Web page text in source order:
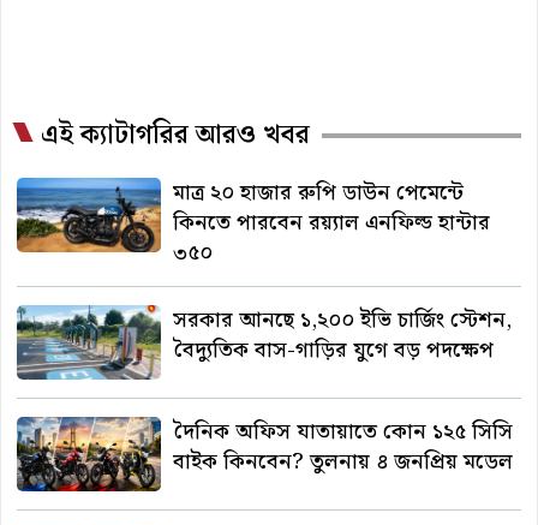
এই ক্যাটাগরির আরও খবর
মাত্র ২০ হাজার রুপি ডাউন পেমেন্টে
কিনতে পারবেন রয়্যাল এনফিল্ড হান্টার
৩৫০
সরকার আনছে ১,২০০ ইভি চার্জিং স্টেশন,
বৈদ্যুতিক বাস-গাড়ির যুগে বড় পদক্ষেপ
দৈনিক অফিস যাতায়াতে কোন ১২৫ সিসি
বাইক কিনবেন? তুলনায় ৪ জনপ্রিয় মডেল